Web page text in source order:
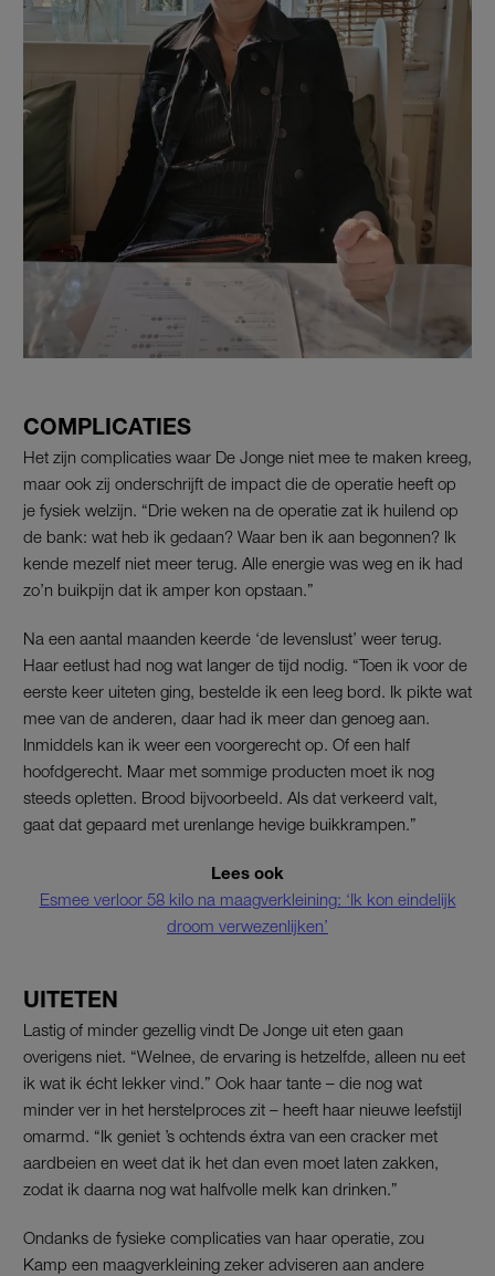
COMPLICATIES
Het zijn complicaties waar De Jonge niet mee te maken kreeg,
maar ook zij onderschrijft de impact die de operatie heeft op
je fysiek welzijn. “Drie weken na de operatie zat ik huilend op
de bank: wat heb ik gedaan? Waar ben ik aan begonnen? Ik
kende mezelf niet meer terug. Alle energie was weg en ik had
zo’n buikpijn dat ik amper kon opstaan.”
Na een aantal maanden keerde ‘de levenslust’ weer terug.
Haar eetlust had nog wat langer de tijd nodig. “Toen ik voor de
eerste keer uiteten ging, bestelde ik een leeg bord. Ik pikte wat
mee van de anderen, daar had ik meer dan genoeg aan.
Inmiddels kan ik weer een voorgerecht op. Of een half
hoofdgerecht. Maar met sommige producten moet ik nog
steeds opletten. Brood bijvoorbeeld. Als dat verkeerd valt,
gaat dat gepaard met urenlange hevige buikkrampen.”
Lees ook
Esmee verloor 58 kilo na maagverkleining: ‘Ik kon eindelijk
droom verwezenlijken’
UITETEN
Lastig of minder gezellig vindt De Jonge uit eten gaan
overigens niet. “Welnee, de ervaring is hetzelfde, alleen nu eet
ik wat ik écht lekker vind.” Ook haar tante – die nog wat
minder ver in het herstelproces zit – heeft haar nieuwe leefstijl
omarmd. “Ik geniet ’s ochtends éxtra van een cracker met
aardbeien en weet dat ik het dan even moet laten zakken,
zodat ik daarna nog wat halfvolle melk kan drinken.”
Ondanks de fysieke complicaties van haar operatie, zou
Kamp een maagverkleining zeker adviseren aan andere